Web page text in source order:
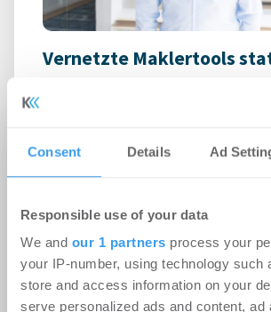
Consent Details Ad
Responsible use of your data
We and our 1 partners process your
your IP-number, using technology such
store and access information on your
serve personalized ads and content, ad
Vernetzte Maklertools
Login für den ganzen Artikel Wenn
registriert, erstellen Sie sich jetzt
Newmark akquiriert L+P
Immobilienbewertung für